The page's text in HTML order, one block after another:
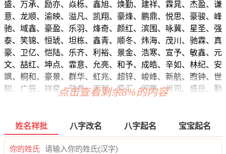
盛、万承、励亦、焱栎、鑫旭、焕勤、建祥、霖晁、杰盈、谦
意、龙顺、渝映、溢凡、凯翔、豪烽、鹏鼎、悦思、豪骏、峰
驰、域鑫、豪盈、乐羽、烽奇、颜红、滨围、咏冀、星圣、强
泰、笑锦、恒琥、坦栋、鑫青、顺冬、炜海、茂川、驰霖、真
豪、卫亿、恺陆、乐齐、利裕、景金、浩寒、宣予、敏鑫、元
文、喆红、坤点、霏意、允亮、和予、成皓、辛如、林纪、安
飒、桐和、豪景、群华、虹兆、超锌、峻峰、新航、煦钟、世
聪、广辰、祥星、骁希、下和、平汇、润鹏、肖司、盛岳、勤
涛、乐奋、道绪、维冠、民康、敏坤、佰元、越彰、承诚、弘
荣、顺圣、桐盛、宙迅、承慕、奇明、森途、捷正、红宽、基
新、图宸、觉思、植霆、兴滕、澄良、信华、骁瑞、超奥、诚
点击查看剩余8%的内容
姓名祥批 八字改名 八字起名 宝宝起名
你的姓氏